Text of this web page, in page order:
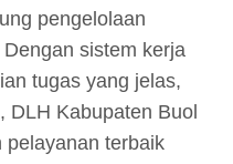
pengelolaan
sistem kerja
tugas yang jelas,
DLH Kabupaten Buol
pelayanan terbaik